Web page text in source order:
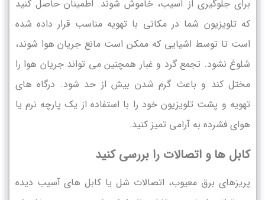
برای جلوگیری از آسیب، خاموش شوند. اطمینان حاصل کنید
که تلویزیون شما در مکانی با تهویه مناسب قرار داده شده
است تا توسط اشیایی که ممکن است مانع جریان هوا شوند،
شلوغ نشود. تجمع گرد و غبار همچنین می تواند جریان هوا را
مختل کند و باعث گرم شدن بیش از حد شود. درگاه های
تهویه و پشت تلویزیون خود را با استفاده از یک پارچه نرم یا
هوای فشرده به آرامی تمیز کنید.
کابل ها و اتصالات را بررسی کنید
پریزهای برق معیوب، اتصالات شل یا کابل های آسیب دیده